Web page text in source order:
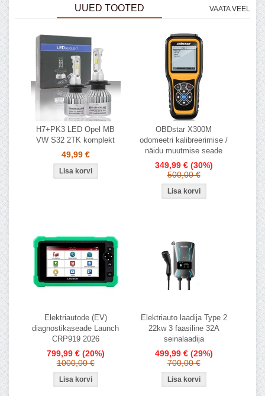
UUED TOOTED VAATA VEEL
H7+PK3 LED Opel MB
VW S32 2TK komplekt
49,99 €
OBDstar X300M
odomeetri kalibreerimise /
näidu muutmise seade
349,99 € (30%)
500,00 €
Elektriautode (EV)
diagnostikaseade Launch
CRP919 2026
799,99 € (20%)
1000,00 €
Elektriauto laadija Type 2
22kw 3 faasiline 32A
seinalaadija
499,99 € (29%)
700,00 €